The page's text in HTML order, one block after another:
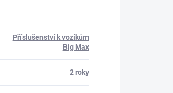
Příslušenství k vozíkům
Big Max
2 roky